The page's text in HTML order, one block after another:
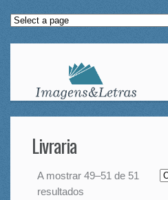
Livraria
A mostrar 49–51 de 51
resultados